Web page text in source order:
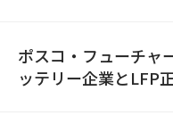
ポスコ・フューチャ
ッテリー企業とLFP